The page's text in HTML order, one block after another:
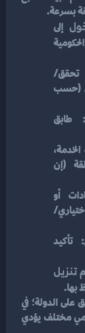
بسرعة.
إلى
أو البوابة الحكومية
: تأكيد
بها.